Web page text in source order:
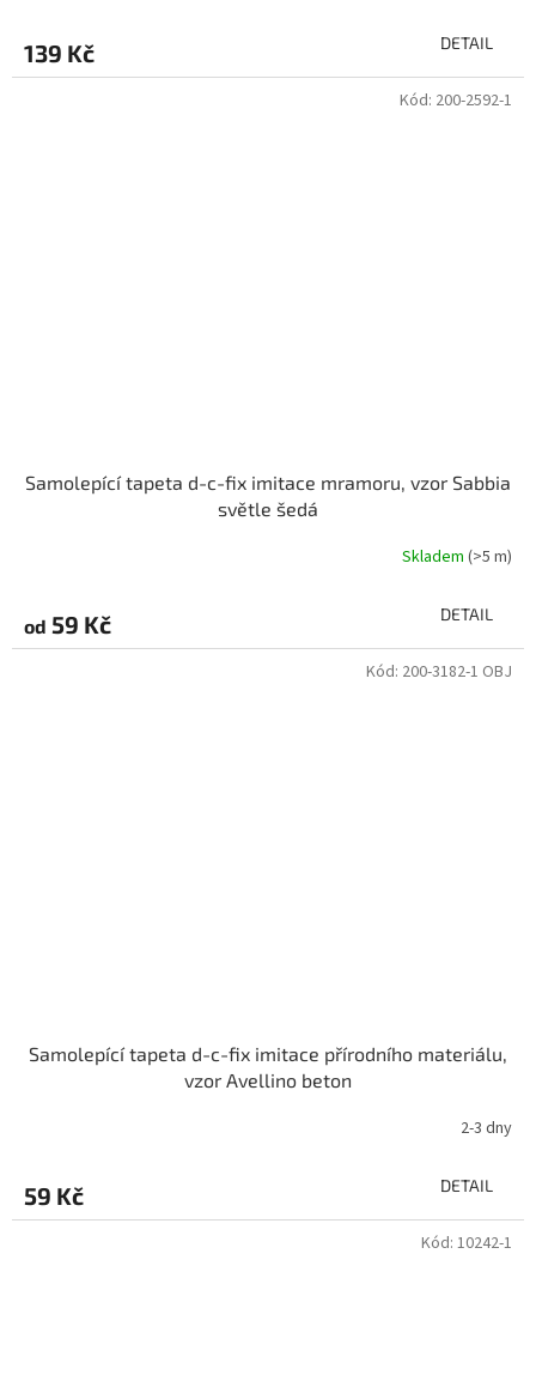
139 Kč DETAIL
Samolepící tapeta d-c-fix imitace mramoru, vzor Sabbia
světle šedá
Skladem (>5 m)
od 59 Kč DETAIL
Kód: 200-2592-1
Samolepící tapeta d-c-fix imitace přírodního materiálu,
vzor Avellino beton
2-3 dny
59 Kč DETAIL
Kód: 200-3182-1 OBJ
Kód: 10242-1